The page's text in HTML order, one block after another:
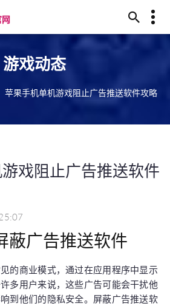
13594780055
甘南州屿庙神教35号
游戏动态
苹果手机单机游戏阻止广告推送软件攻略
戏阻止广告推送软件
蔽广告推送软件
的商业模式，通过在应用程序中显示
多用户来说，这些广告可能会干扰他
到他们的隐私安全。屏蔽广告推送软